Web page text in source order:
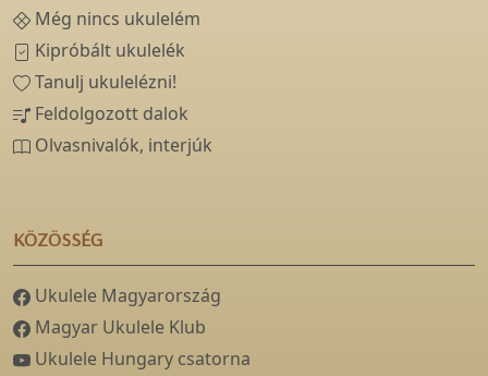
Még nincs ukulelém
Kipróbált ukulelék
Tanulj ukulelézni!
Feldolgozott dalok
Olvasnivalók, interjúk
KÖZÖSSÉG
Ukulele Magyarország
Magyar Ukulele Klub
Ukulele Hungary csatorna